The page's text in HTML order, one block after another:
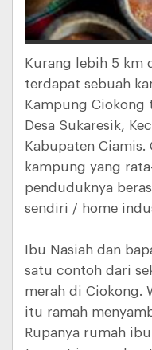
Kurang lebih 5 km
terdapat sebuah
Kampung Ciokong
Desa Sukaresik,
Kabupaten
kampung yang
penduduknya
sendiri / home
Ibu Nasiah dan
satu contoh dari
merah di Ciokong.
itu ramah
Rupanya rumah